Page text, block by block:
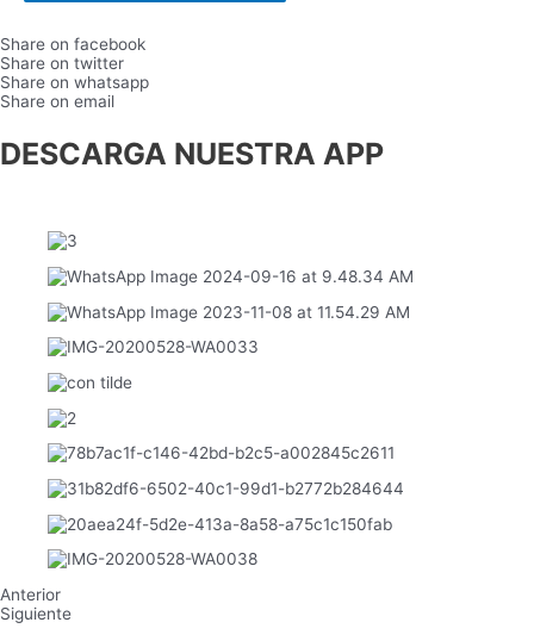
Share on facebook
Share on twitter
Share on whatsapp
Share on email
DESCARGA NUESTRA APP
Anterior
Siguiente